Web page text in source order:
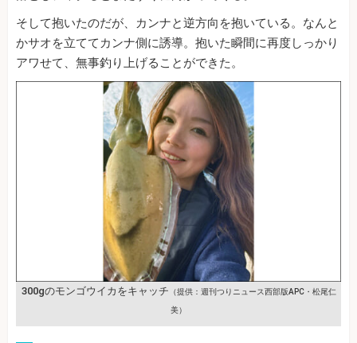
そして抱いたのだが、カンナと逆方向を抱いている。なんと
かサオを立ててカンナ側に誘導。抱いた瞬間に再度しっかり
アワせて、無事釣り上げることができた。
300gのモンゴウイカをキャッチ （提供：週刊つりニュース西部版APC・松尾仁
美）